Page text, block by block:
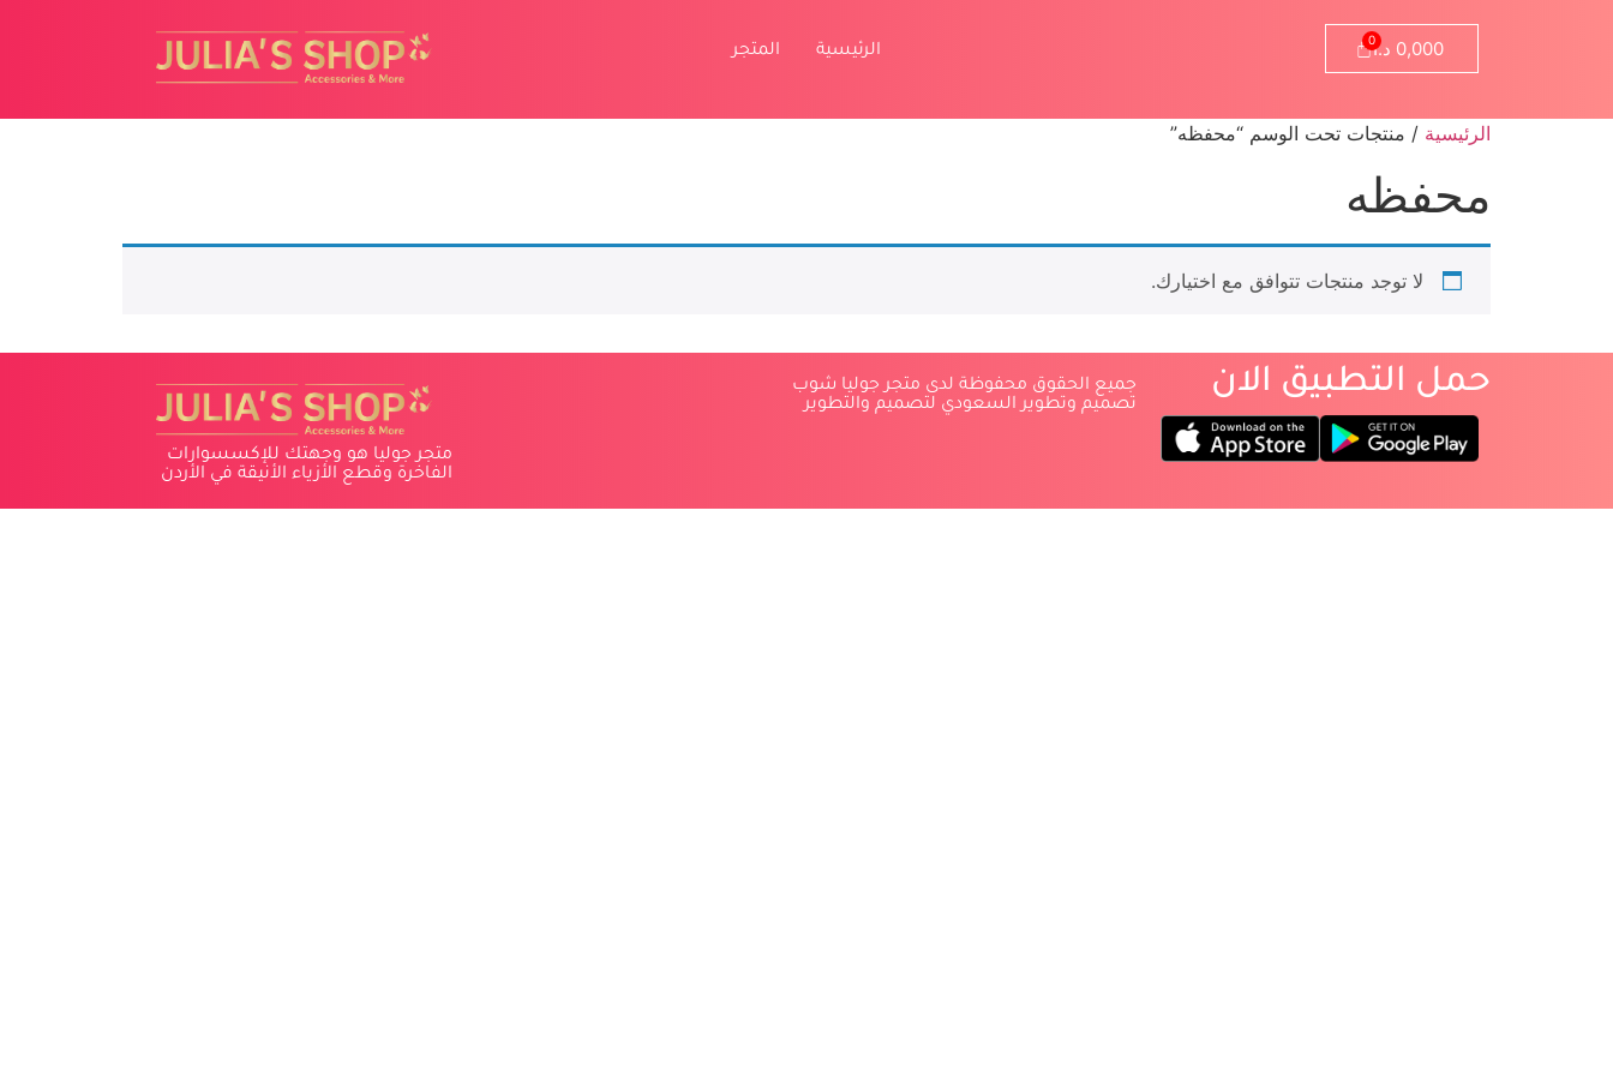
0,000 د.ا الرئيسية المتجر
الرئيسية / منتجات تحت الوسم “محفظه”
محفظه
لا توجد منتجات تتوافق مع اختيارك.
حمل التطبيق الان
‏جميع الحقوق محفوظة لدى متجر جوليا شوب
‏تصميم وتطوير السعودي لتصميم والتطوير
متجر جوليا هو وجهتك للإكسسوارات
الفاخرة وقطع الأزياء الأنيقة في الأردن